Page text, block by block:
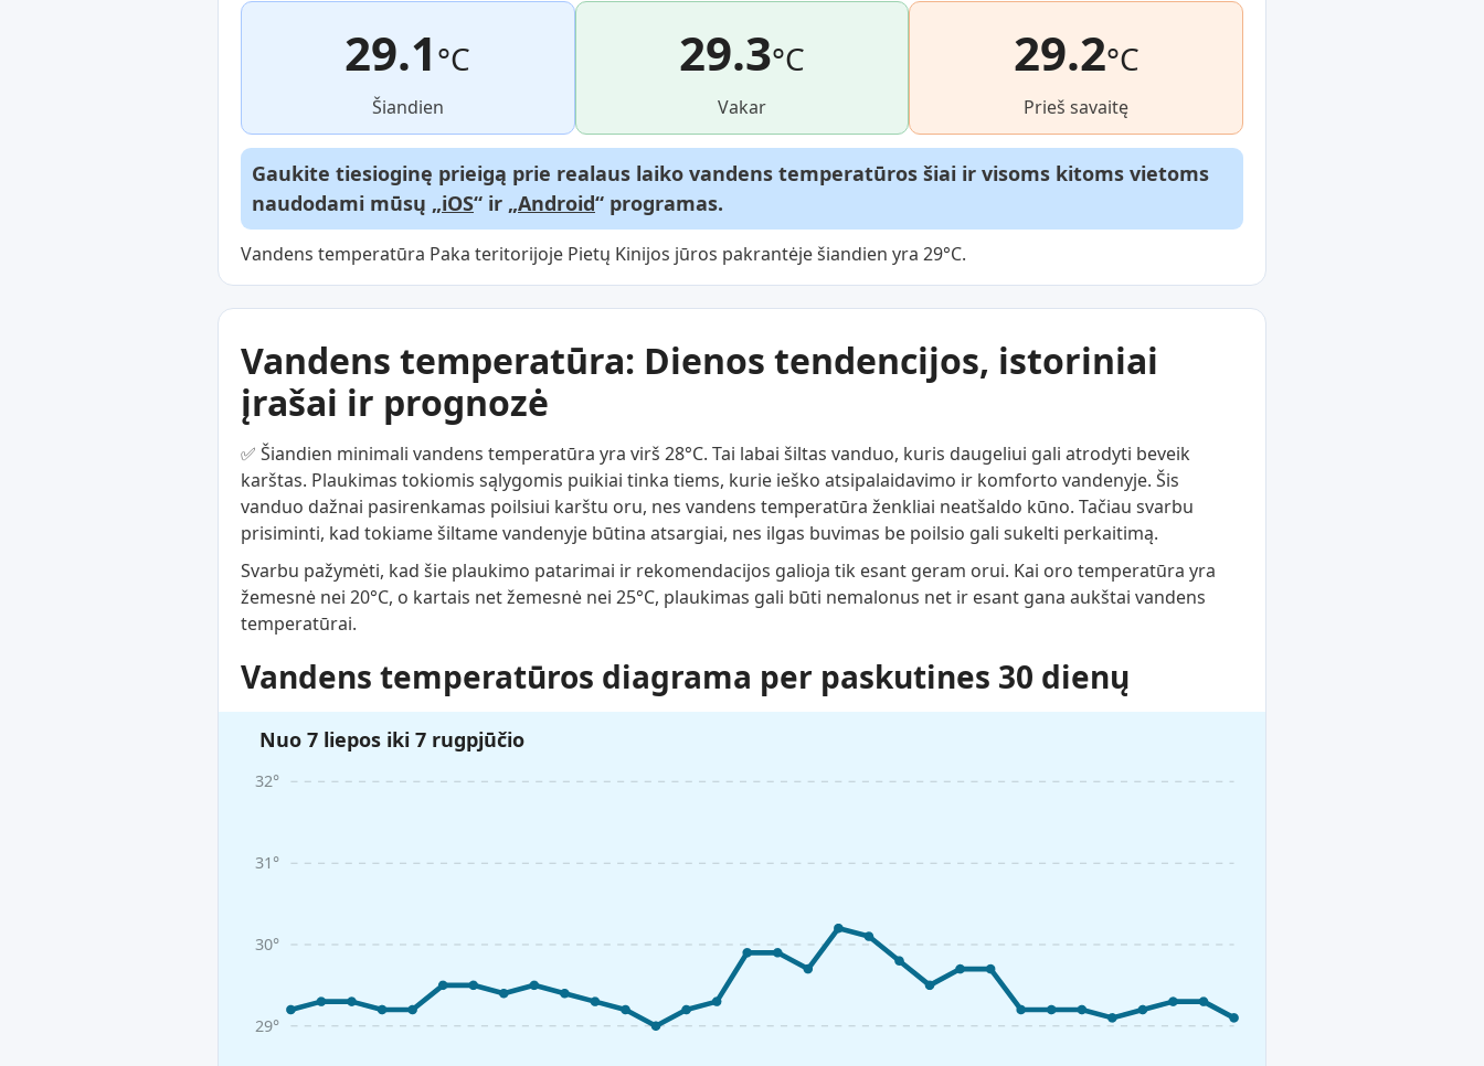
29.1°C
Šiandien
29.3°C
Vakar
29.2°C
Prieš savaitę
Gaukite tiesioginę prieigą prie realaus laiko vandens temperatūros šiai ir visoms kitoms vietoms
naudodami mūsų „iOS“ ir „Android“ programas.
Vandens temperatūra Paka teritorijoje Pietų Kinijos jūros pakrantėje šiandien yra 29°C.
Vandens temperatūra: Dienos tendencijos, istoriniai
įrašai ir prognozė
✅ Šiandien minimali vandens temperatūra yra virš 28°C. Tai labai šiltas vanduo, kuris daugeliui gali atrodyti beveik
karštas. Plaukimas tokiomis sąlygomis puikiai tinka tiems, kurie ieško atsipalaidavimo ir komforto vandenyje. Šis
vanduo dažnai pasirenkamas poilsiui karštu oru, nes vandens temperatūra ženkliai neatšaldo kūno. Tačiau svarbu
prisiminti, kad tokiame šiltame vandenyje būtina atsargiai, nes ilgas buvimas be poilsio gali sukelti perkaitimą.
Svarbu pažymėti, kad šie plaukimo patarimai ir rekomendacijos galioja tik esant geram orui. Kai oro temperatūra yra
žemesnė nei 20°C, o kartais net žemesnė nei 25°C, plaukimas gali būti nemalonus net ir esant gana aukštai vandens
temperatūrai.
Vandens temperatūros diagrama per paskutines 30 dienų
Nuo 7 liepos iki 7 rugpjūčio
29°
30°
31°
32°